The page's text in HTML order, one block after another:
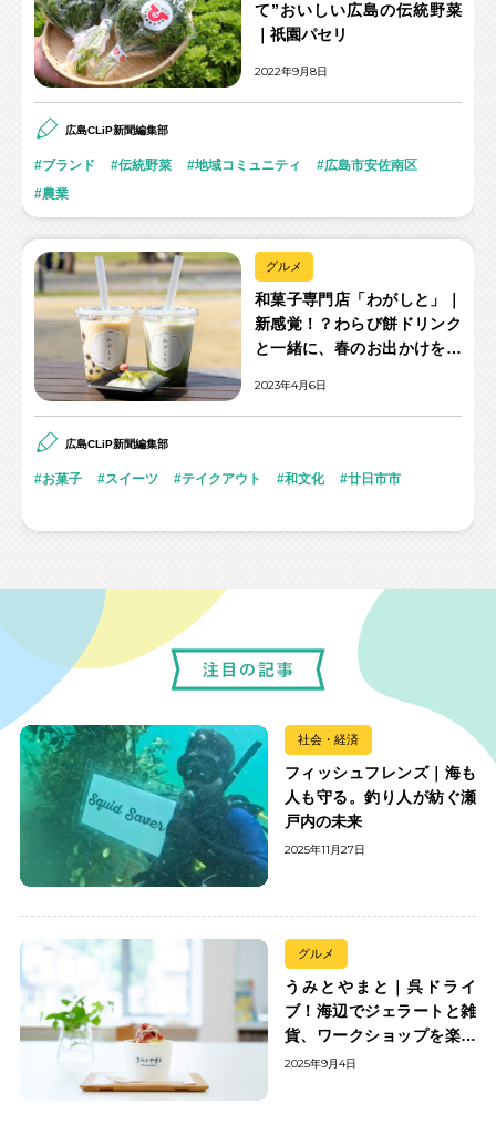
て”おいしい広島の伝統野菜
｜祇園パセリ
2022年9月8日
広島CLiP新聞編集部
ブランド 伝統野菜 地域コミュニティ
広島市安佐南区
農業
グルメ
和菓子専門店「わがしと」｜
新感覚！？わらび餅ドリンク
と一緒に、春のお出かけを楽
2023年4月6日
広島CLiP新聞編集部
お菓子 スイーツ テイクアウト 和文化 廿日市市
社会・経済
フィッシュフレンズ｜海も
人も守る。釣り人が紡ぐ瀬
戸内の未来
2025年11月27日
グルメ
うみとやまと｜呉ドライ
ブ！海辺でジェラートと雑
貨、ワークショップを楽し
む
2025年9月4日